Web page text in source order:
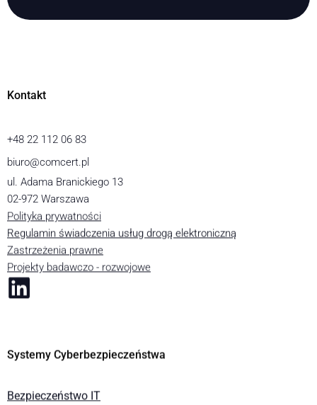
Kontakt
+48 22 112 06 83
biuro@comcert.pl
ul. Adama Branickiego 13
02-972 Warszawa
Polityka prywatności
Regulamin świadczenia usług drogą elektroniczną
Zastrzeżenia prawne
Projekty badawczo - rozwojowe
Systemy Cyberbezpieczeństwa
Bezpieczeństwo IT